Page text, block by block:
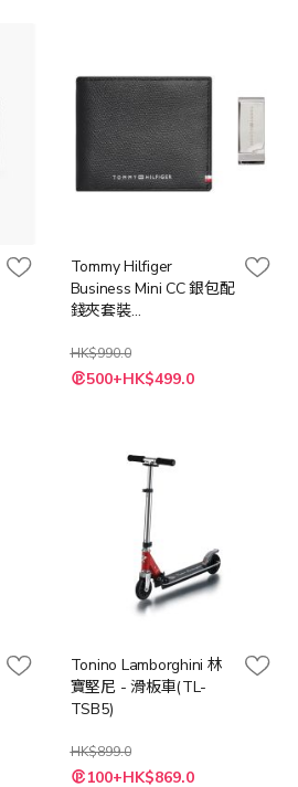
Tommy Hilfiger
Business Mini CC 銀包配
錢夾套裝
HK$990.0
特
殊 500+HK$499.0
Tonino Lamborghini 林
寶堅尼 - 滑板車(TL-
TSB5)
HK$899.0
特 100+HK$869.0